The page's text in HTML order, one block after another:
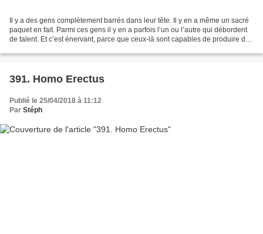
Il y a des gens complètement barrés dans leur tête. Il y en a même un sacré
paquet en fait. Parmi ces gens il y en a parfois l’un ou l’autre qui débordent
de talent. Et c’est énervant, parce que ceux-là sont capables de produire des
391. Homo Erectus
Publié le 25/04/2018 à 11:12
Par Stéph